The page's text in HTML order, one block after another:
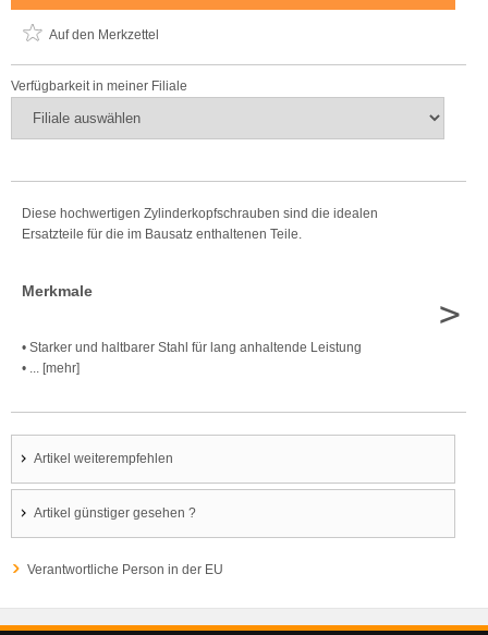
Auf den Merkzettel
Verfügbarkeit in meiner Filiale
Diese hochwertigen Zylinderkopfschrauben sind die idealen
Ersatzteile für die im Bausatz enthaltenen Teile.
Merkmale
• Starker und haltbarer Stahl für lang anhaltende Leistung
• ... [mehr]
>
Artikel weiterempfehlen
Artikel günstiger gesehen ?
Verantwortliche Person in der EU